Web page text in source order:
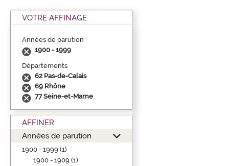
VOTRE AFFINAGE
Années de parution
1900 - 1999
Départements
62 Pas-de-Calais
69 Rhône
77 Seine-et-Marne
AFFINER
Années de parution
1900 - 1999 (1)
1900 - 1909 (1)